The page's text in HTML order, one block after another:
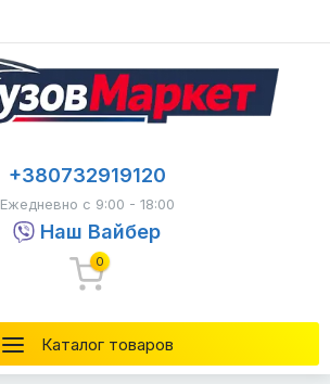
Каталог товаров
+380732919120
Ежедневно с 9:00 - 18:00
Наш Вайбер
0